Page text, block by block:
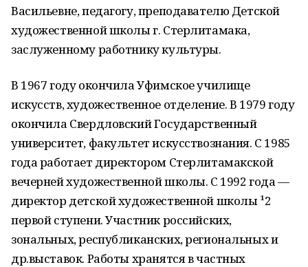
Васильевне, педагогу, преподавателю Детской
художественной школы г. Стерлитамака,
заслуженному работнику культуры.
В 1967 году окончила Уфимское училище
искусств, художественное отделение. В 1979 году
окончила Свердловский Государственный
университет, факультет искусствознания. С 1985
года работает директором Стерлитамакской
вечерней художественной школы. С 1992 года —
директор детской художественной школы ¹2
первой ступени. Участник российских,
зональных, республиканских, региональных и
др.выставок. Работы хранятся в частных